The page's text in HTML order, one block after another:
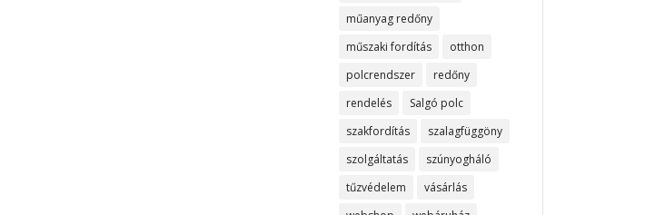
műanyag redőny
műszaki fordítás
otthon
polcrendszer
redőny
rendelés
Salgó polc
szakfordítás
szalagfüggöny
szolgáltatás
szúnyogháló
tűzvédelem
vásárlás